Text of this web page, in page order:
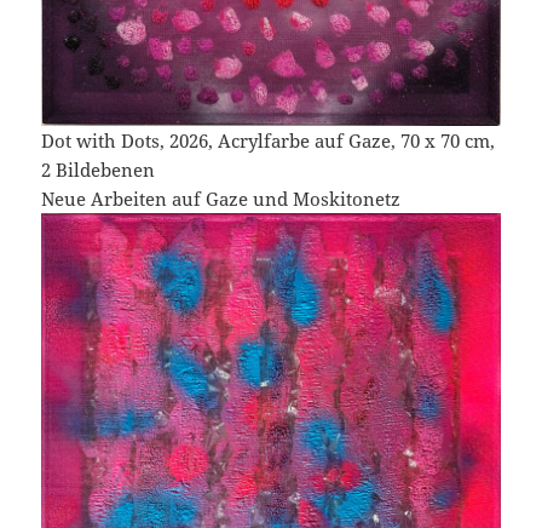
Dot with Dots, 2026, Acrylfarbe auf Gaze, 70 x 70 cm,
2 Bildebenen
Neue Arbeiten auf Gaze und Moskitonetz